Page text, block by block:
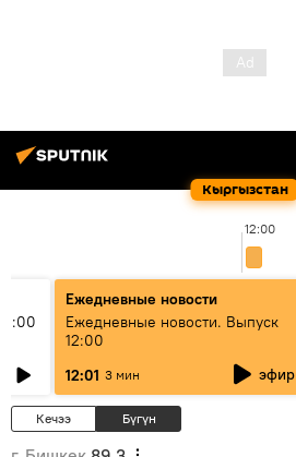
Кыргызстан
12:00
Ежедневные новости
Ежедневные новости. Выпуск
12:00
12:01 3 мин эфир
Кечээ Бүгүн